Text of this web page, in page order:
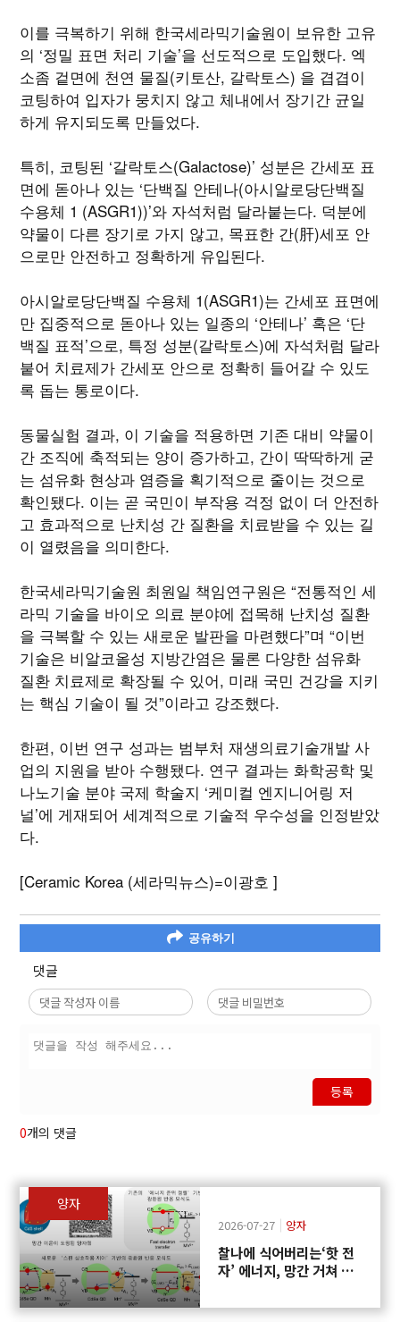
이를 극복하기 위해 한국세라믹기술원이 보유한 고유
의 ‘정밀 표면 처리 기술’을 선도적으로 도입했다. 엑
소좀 겉면에 천연 물질(키토산, 갈락토스) 을 겹겹이
코팅하여 입자가 뭉치지 않고 체내에서 장기간 균일
하게 유지되도록 만들었다.
특히, 코팅된 ‘갈락토스(Galactose)’ 성분은 간세포 표
면에 돋아나 있는 ‘단백질 안테나(아시알로당단백질
수용체 1 (ASGR1))’와 자석처럼 달라붙는다. 덕분에
약물이 다른 장기로 가지 않고, 목표한 간(肝)세포 안
으로만 안전하고 정확하게 유입된다.
아시알로당단백질 수용체 1(ASGR1)는 간세포 표면에
만 집중적으로 돋아나 있는 일종의 ‘안테나’ 혹은 ‘단
백질 표적’으로, 특정 성분(갈락토스)에 자석처럼 달라
붙어 치료제가 간세포 안으로 정확히 들어갈 수 있도
록 돕는 통로이다.
동물실험 결과, 이 기술을 적용하면 기존 대비 약물이
간 조직에 축적되는 양이 증가하고, 간이 딱딱하게 굳
는 섬유화 현상과 염증을 획기적으로 줄이는 것으로
확인됐다. 이는 곧 국민이 부작용 걱정 없이 더 안전하
고 효과적으로 난치성 간 질환을 치료받을 수 있는 길
이 열렸음을 의미한다.
한국세라믹기술원 최원일 책임연구원은 “전통적인 세
라믹 기술을 바이오 의료 분야에 접목해 난치성 질환
을 극복할 수 있는 새로운 발판을 마련했다”며 “이번
기술은 비알코올성 지방간염은 물론 다양한 섬유화
질환 치료제로 확장될 수 있어, 미래 국민 건강을 지키
는 핵심 기술이 될 것”이라고 강조했다.
한편, 이번 연구 성과는 범부처 재생의료기술개발 사
업의 지원을 받아 수행됐다. 연구 결과는 화학공학 및
나노기술 분야 국제 학술지 ‘케미컬 엔지니어링 저
널’에 게재되어 세계적으로 기술적 우수성을 인정받았
다.
[Ceramic Korea (세라믹뉴스)=이광호 ]
공유하기
댓글
등록
0개의 댓글
양자
2026-07-27 양자
찰나에 식어버리는‘핫 전
자’ 에너지, 망간 거쳐 화